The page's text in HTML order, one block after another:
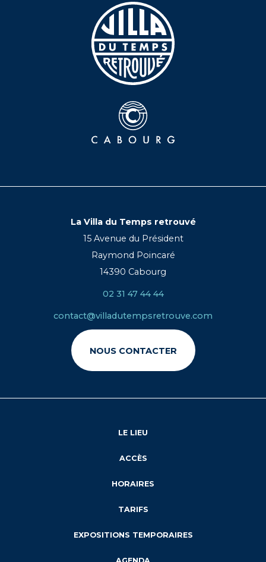
La Villa du Temps retrouvé
15 Avenue du Président
Raymond Poincaré
14390 Cabourg
02 31 47 44 44
contact@villadutempsretrouve.com
NOUS CONTACTER
LE LIEU
ACCÈS
HORAIRES
TARIFS
EXPOSITIONS TEMPORAIRES